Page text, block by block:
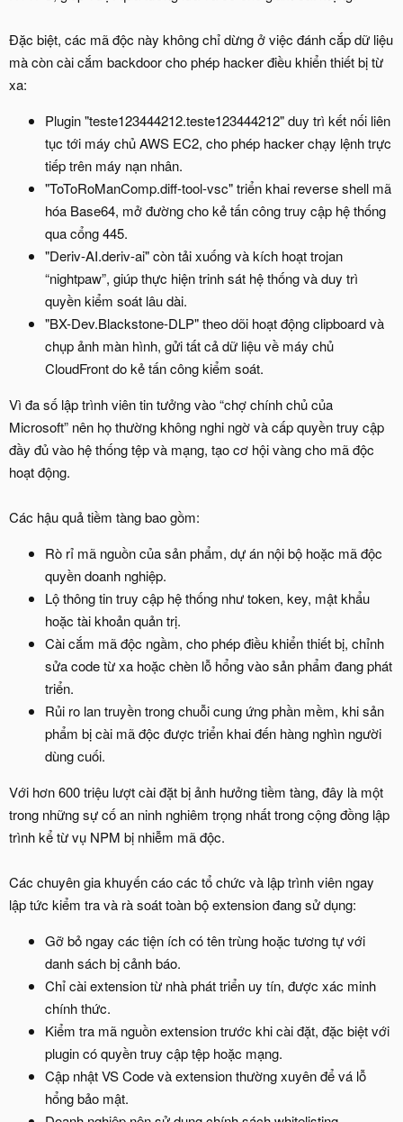
Đặc biệt, các mã độc này không chỉ dừng ở việc đánh cắp dữ liệu
mà còn cài cắm backdoor cho phép hacker điều khiển thiết bị từ
xa:
Plugin "teste123444212.teste123444212" duy trì kết nối liên
tục tới máy chủ AWS EC2, cho phép hacker chạy lệnh trực
tiếp trên máy nạn nhân.
"ToToRoManComp.diff-tool-vsc" triển khai reverse shell mã
hóa Base64, mở đường cho kẻ tấn công truy cập hệ thống
qua cổng 445.
"Deriv-AI.deriv-ai" còn tải xuống và kích hoạt trojan
“nightpaw”, giúp thực hiện trinh sát hệ thống và duy trì
quyền kiểm soát lâu dài.
"BX-Dev.Blackstone-DLP" theo dõi hoạt động clipboard và
chụp ảnh màn hình, gửi tất cả dữ liệu về máy chủ
CloudFront do kẻ tấn công kiểm soát.
Vì đa số lập trình viên tin tưởng vào “chợ chính chủ của
Microsoft” nên họ thường không nghi ngờ và cấp quyền truy cập
đầy đủ vào hệ thống tệp và mạng, tạo cơ hội vàng cho mã độc
hoạt động.
Các hậu quả tiềm tàng bao gồm:
Rò rỉ mã nguồn của sản phẩm, dự án nội bộ hoặc mã độc
quyền doanh nghiệp.
Lộ thông tin truy cập hệ thống như token, key, mật khẩu
hoặc tài khoản quản trị.
Cài cắm mã độc ngầm, cho phép điều khiển thiết bị, chỉnh
sửa code từ xa hoặc chèn lỗ hổng vào sản phẩm đang phát
triển.
Rủi ro lan truyền trong chuỗi cung ứng phần mềm, khi sản
phẩm bị cài mã độc được triển khai đến hàng nghìn người
dùng cuối.
Với hơn 600 triệu lượt cài đặt bị ảnh hưởng tiềm tàng, đây là một
trong những sự cố an ninh nghiêm trọng nhất trong cộng đồng lập
trình kể từ vụ NPM bị nhiễm mã độc.
Các chuyên gia khuyến cáo các tổ chức và lập trình viên ngay
lập tức kiểm tra và rà soát toàn bộ extension đang sử dụng:
Gỡ bỏ ngay các tiện ích có tên trùng hoặc tương tự với
danh sách bị cảnh báo.
Chỉ cài extension từ nhà phát triển uy tín, được xác minh
chính thức.
Kiểm tra mã nguồn extension trước khi cài đặt, đặc biệt với
plugin có quyền truy cập tệp hoặc mạng.
Cập nhật VS Code và extension thường xuyên để vá lỗ
hổng bảo mật.